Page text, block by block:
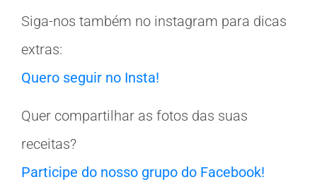
Siga-nos também no instagram para dicas
extras:
Quero seguir no Insta!
Quer compartilhar as fotos das suas
receitas?
Participe do nosso grupo do Facebook!